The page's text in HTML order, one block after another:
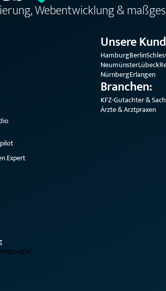
Webentwicklung &
Unsere
HamburgBerlin
NeumünsterLübeck
NürnbergErlangen
Branchen:
KFZ-Gutachter &
Ärzte & Arztpraxen
Expert